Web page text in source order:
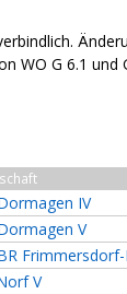
WO G 6.1 und
IV
V
V